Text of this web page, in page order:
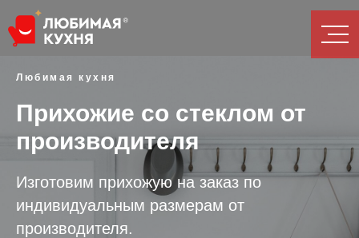
Любимая кухня
Прихожие со стеклом от
производителя
Изготовим прихожую на заказ по
индивидуальным размерам от
производителя.